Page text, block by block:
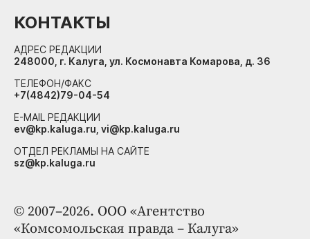
© 2007–2026. ООО «Агентство
«Комсомольская правда – Калуга»
КОНТАКТЫ
АДРЕС РЕДАКЦИИ
248000, г. Калуга, ул. Космонавта Комарова, д. 36
ТЕЛЕФОН/ФАКС
+7(4842)79-04-54
E-MAIL РЕДАКЦИИ
ev@kp.kaluga.ru, vi@kp.kaluga.ru
ОТДЕЛ РЕКЛАМЫ НА САЙТЕ
sz@kp.kaluga.ru